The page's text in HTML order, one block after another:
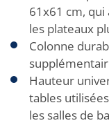
61x61 cm,
les plateaux
Colonne
Hauteur
tables
les salles de